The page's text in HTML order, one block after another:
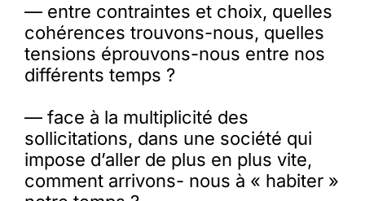
— entre contraintes et choix, quelles
cohérences trouvons-nous, quelles
tensions éprouvons-nous entre nos
différents temps ?
— face à la multiplicité des
sollicitations, dans une société qui
impose d’aller de plus en plus vite,
comment arrivons- nous à « habiter »